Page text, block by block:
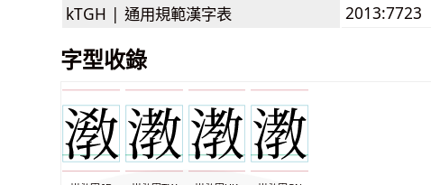
kTGH | 通用規範漢字表 2013:7723
字型收錄